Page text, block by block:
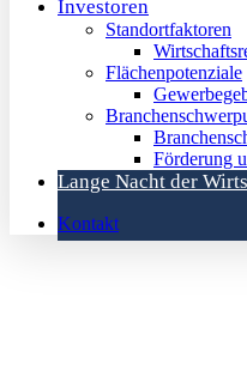
Investoren
Standortfaktoren
Flächenpotenziale
Förderung
Lange Nacht der
Kontakt